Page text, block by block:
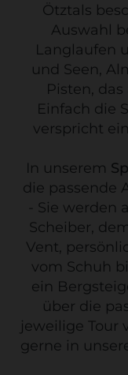
Ötztals
Auswahl
Langlaufen
und Seen,
Pisten,
Einfach die
verspricht
In unserem
die passende
- Sie werden
Scheiber,
Vent,
vom Schuh
ein
über die
jeweilige Tour
gerne in